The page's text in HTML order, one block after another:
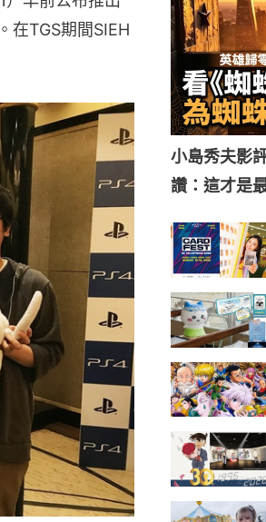
在TGS期間SIEH
小島秀夫影
讚：這才是